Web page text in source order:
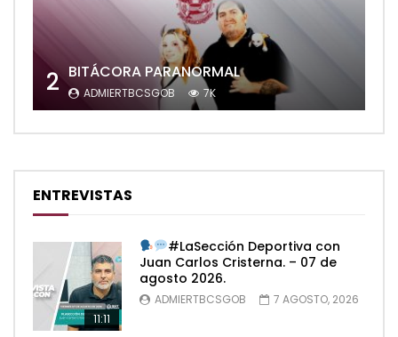
2 BITÁCORA PARANORMAL
ADMIERTBCSGOB 7K
ENTREVISTAS
11:11
#LaSección Deportiva con
Juan Carlos Cristerna. – 07 de
agosto 2026.
ADMIERTBCSGOB 7 AGOSTO, 2026